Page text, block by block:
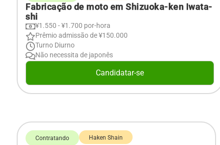
Fabricação de moto em Shizuoka-ken Iwata-
shi
¥1.550 - ¥1.700 por-hora
Prêmio admissão de ¥150.000
Turno Diurno
Não necessita de japonês
Candidatar-se
Contratando Haken Shain